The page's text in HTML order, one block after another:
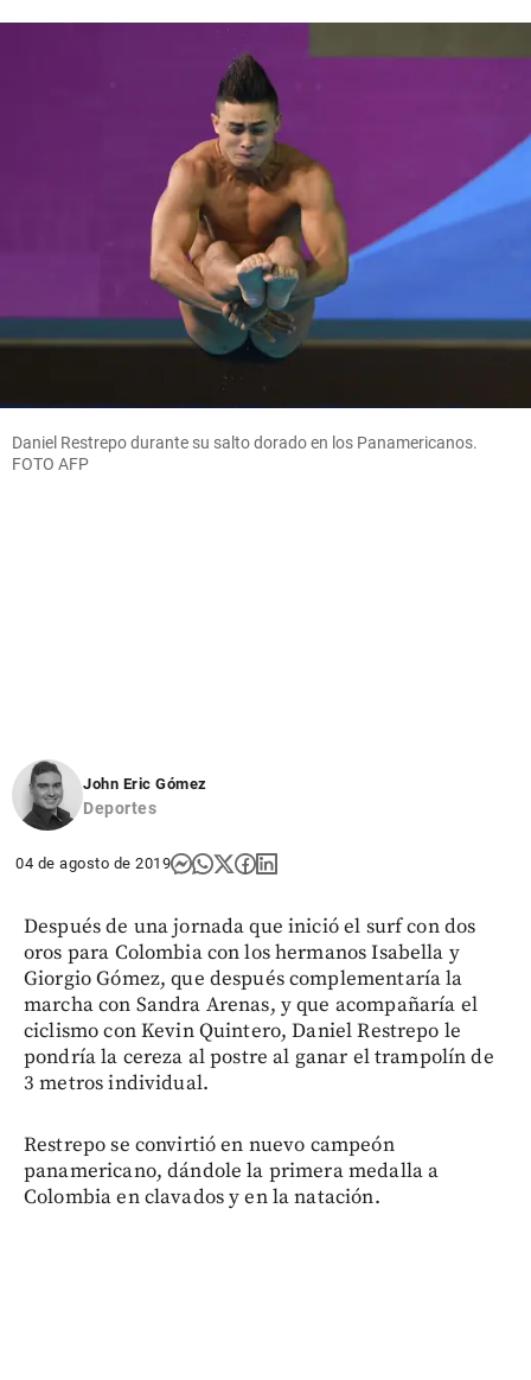
Daniel Restrepo durante su salto dorado en los Panamericanos.
FOTO AFP
John Eric Gómez
Deportes
04 de agosto de 2019
Después de una jornada que inició el surf con dos
oros para Colombia con los hermanos Isabella y
Giorgio Gómez, que después complementaría la
marcha con Sandra Arenas, y que acompañaría el
ciclismo con Kevin Quintero, Daniel Restrepo le
pondría la cereza al postre al ganar el trampolín de
3 metros individual.
Restrepo se convirtió en nuevo campeón
panamericano, dándole la primera medalla a
Colombia en clavados y en la natación.